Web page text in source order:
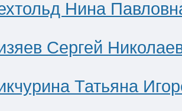
Нина
Сергей
Татьяна